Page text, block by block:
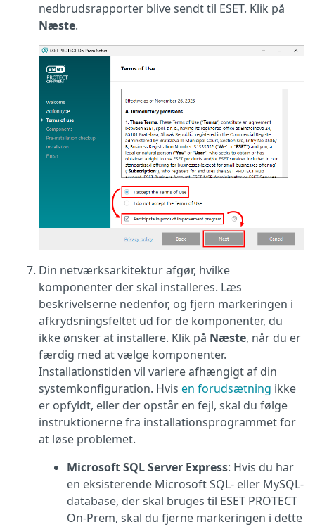
nedbrudsrapporter blive sendt til ESET. Klik på
Næste.
Din netværksarkitektur afgør, hvilke
komponenter der skal installeres. Læs
beskrivelserne nedenfor, og fjern markeringen i
afkrydsningsfeltet ud for de komponenter, du
ikke ønsker at installere. Klik på Næste, når du er
færdig med at vælge komponenter.
Installationstiden vil variere afhængigt af din
systemkonfiguration. Hvis en forudsætning ikke
er opfyldt, eller der opstår en fejl, skal du følge
instruktionerne fra installationsprogrammet for
at løse problemet.
Microsoft SQL Server Express: Hvis du har
en eksisterende Microsoft SQL- eller MySQL-
database, der skal bruges til ESET PROTECT
On-Prem, skal du fjerne markeringen i dette